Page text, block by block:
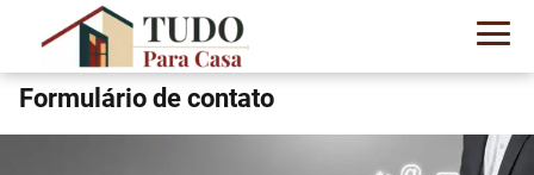
Formulário de contato